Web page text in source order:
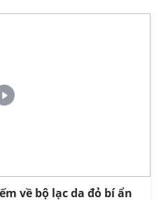
về bộ lạc da đỏ bí ẩn